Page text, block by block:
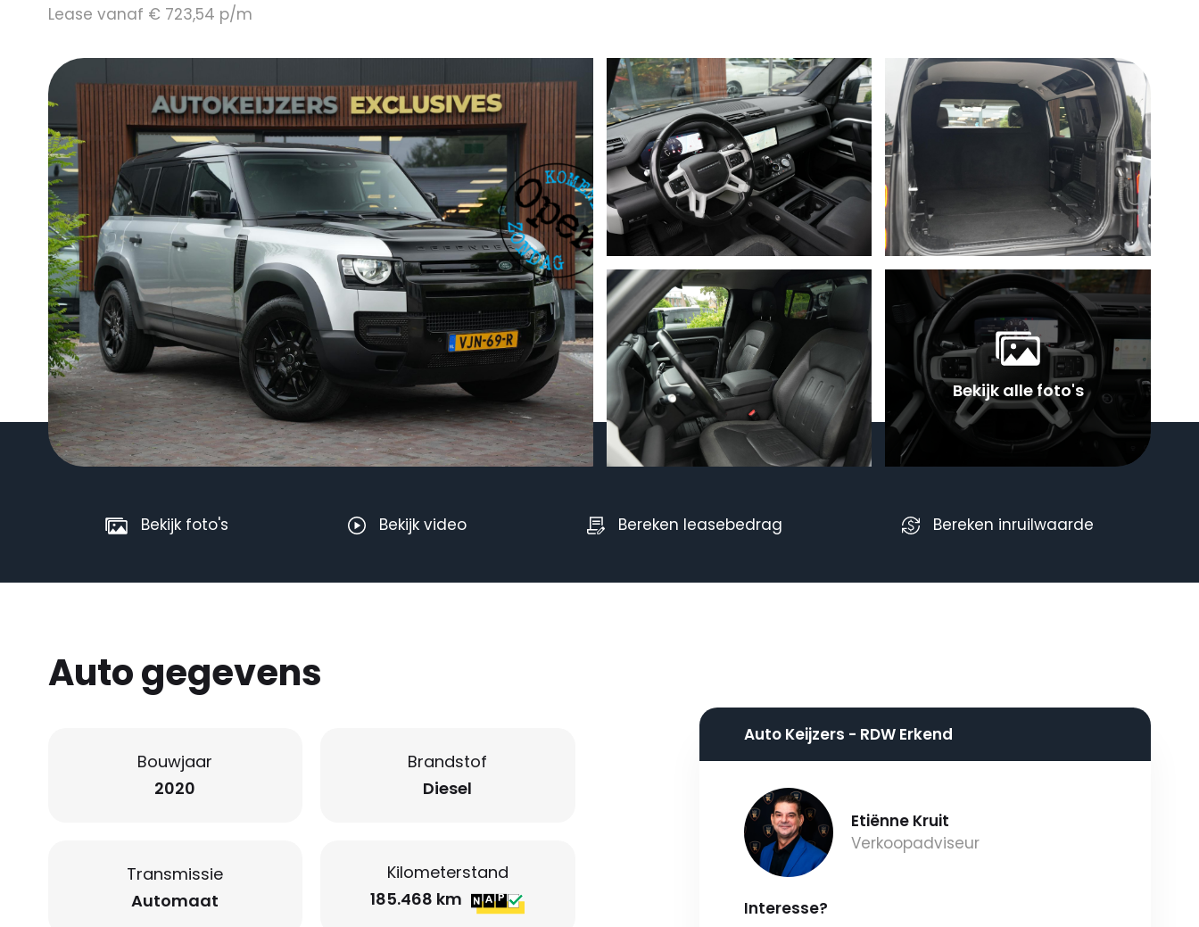
Lease vanaf € 723,54 p/m
Bekijk alle foto's
Bekijk foto's Bekijk video Bereken leasebedrag Bereken inruilwaarde
Auto gegevens
Bouwjaar
2020
Brandstof
Diesel
Transmissie
Automaat
Kilometerstand
185.468 km
Auto Keijzers - RDW Erkend
Etiënne Kruit
Verkoopadviseur
Interesse?